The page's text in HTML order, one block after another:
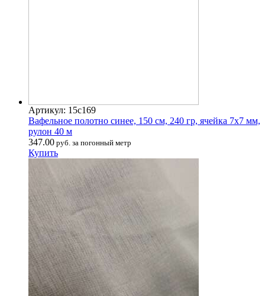
Артикул: 15с169
Вафельное полотно синее, 150 см, 240 гр, ячейка 7х7 мм,
рулон 40 м
347.00 руб. за погонный метр
Купить